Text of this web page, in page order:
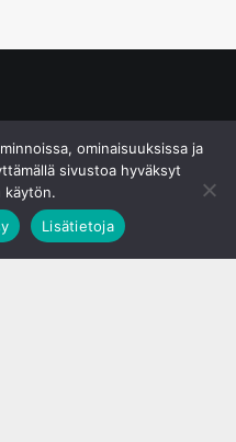
ominaisuuksissa ja
sivustoa hyväksyt
käytön.
Lisätietoja